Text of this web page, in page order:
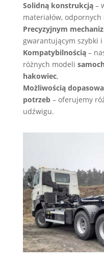
Solidną konstrukcją–
materiałów,
Precyzyjnym
gwarantującym szybki i
Kompatybilnością–
różnych modeli
hakowiec,
Możliwością
potrzeb– oferujemy
udźwigu.